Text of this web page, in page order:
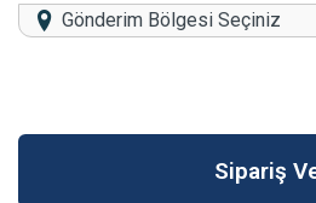
Gönderim Bölgesi Seçiniz